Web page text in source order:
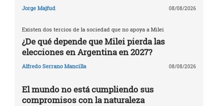
Jorge Majfud 08/08/2026
Existen dos tercios de la sociedad que no apoya a Milei
¿De qué depende que Milei pierda las
elecciones en Argentina en 2027?
Alfredo Serrano Mancilla 08/08/2026
El mundo no está cumpliendo sus
compromisos con la naturaleza